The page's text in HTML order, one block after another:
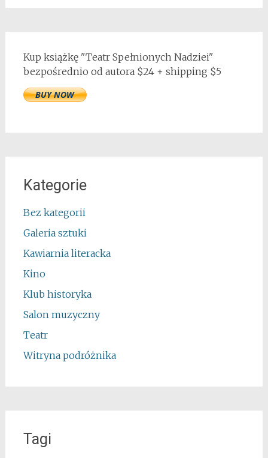
Kup książkę "Teatr Spełnionych Nadziei"
bezpośrednio od autora $24 + shipping $5
Kategorie
Bez kategorii
Galeria sztuki
Kawiarnia literacka
Kino
Klub historyka
Salon muzyczny
Teatr
Witryna podróżnika
Tagi